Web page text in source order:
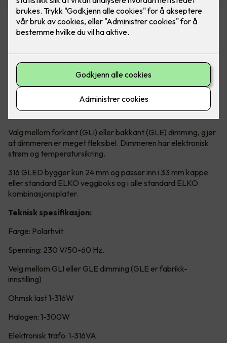
Dimmer m/lysring - Hvit
316 GLED dimmer er konstruert for LED og lave laster,
dimmer også glødelamper, halogen, elektroniske trafoer.
ELKO Plus versjon leveres med lysring for lys rundt
dimmerknappen. Lyset rundt dimmerknappen kan settes
av/på i innstillingsmenyen.
Valg mellom forkant (GLI) eller bakkant (GLE) dimming, gjør
at dimmeren er meget fleksibel. Dimmeren har elektronisk
strøm og temperatursikring.
316 GLED bygger kun 24 mm og passer inn i 33 mm kappe
eller standard ELKO veggboks og i alle standard ELKO
kombinasjonsplater.
Teknisk spesifikasjon:
Farge: Polarhvit
Spenning: 230 V/50-60 Hz.
Velg mellom GLI eller GLE dimming (GLE er fabrikk-
innstilling)
Ohmsk last 1-316W
Halogen: 1-300W
Elektronisk trafo: 1-316VA